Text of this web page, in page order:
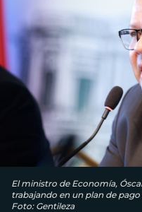
El ministro de Economía,
trabajando en un plan de
Foto: Gentileza